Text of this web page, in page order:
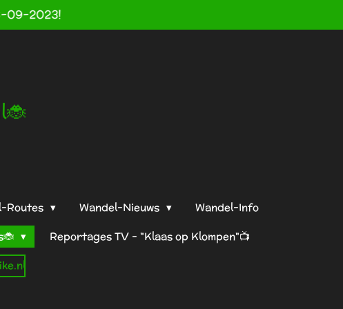
09-2023!
Routes Wandel-Nieuws
Wandel-Info
Reportages TV - "Klaas op Klompen"📺